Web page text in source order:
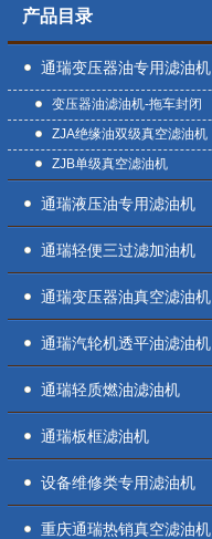
产品目录
通瑞变压器油专用滤油机
变压器油滤油机-拖车封闭
ZJA绝缘油双级真空滤油机
ZJB单级真空滤油机
通瑞液压油专用滤油机
通瑞轻便三过滤加油机
通瑞变压器油真空滤油机
通瑞汽轮机透平油滤油机
通瑞轻质燃油滤油机
通瑞板框滤油机
设备维修类专用滤油机
重庆通瑞热销真空滤油机